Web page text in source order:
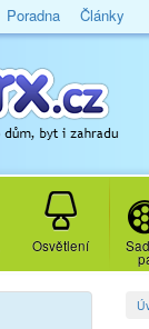
Poradna Články
Osvětlení